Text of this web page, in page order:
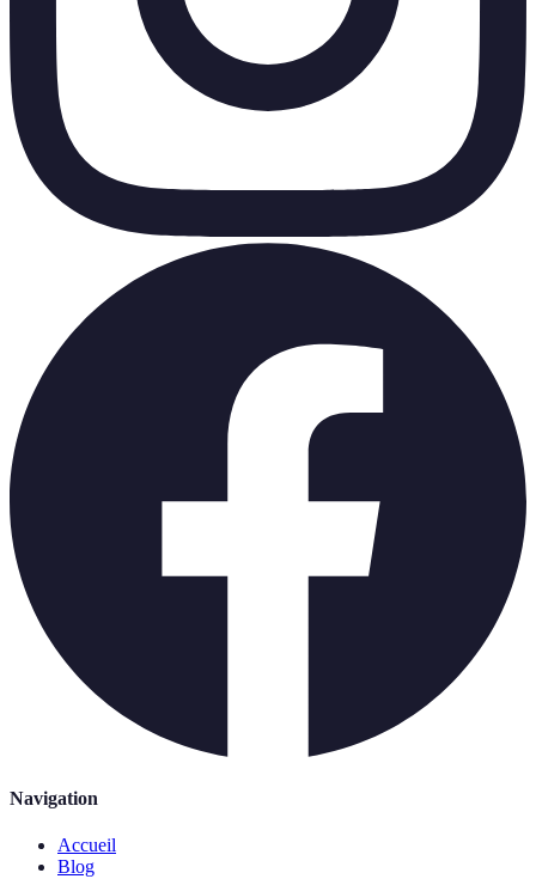
Navigation
Accueil
Blog